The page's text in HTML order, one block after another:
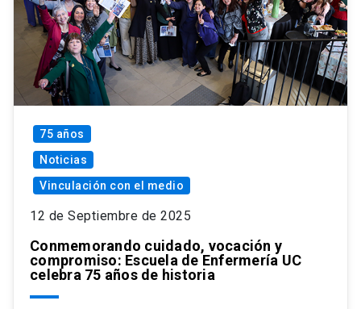
75 años
Noticias
Vinculación con el medio
12 de Septiembre de 2025
Conmemorando cuidado, vocación y
compromiso: Escuela de Enfermería UC
celebra 75 años de historia